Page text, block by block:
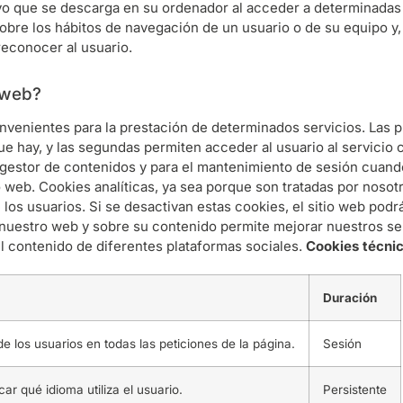
que se descarga en su ordenador al acceder a
los hábitos de navegación de un usuario o de su equipo
al usuario.
para la prestación de determinados servicios. Las
hay, y las segundas permiten acceder al usuario al
de contenidos y para el mantenimiento de sesión
Cookies analíticas, ya sea porque son tratadas por
usuarios. Si se desactivan estas cookies, el sitio web
web y sobre su contenido permite mejorar nuestros
de diferentes plataformas sociales. Cookies
Duración
los usuarios en todas las peticiones de la página. Sesión
qué idioma utiliza el usuario. Persistente